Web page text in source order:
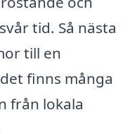
tid. Så nästa
till en
finns många
från lokala